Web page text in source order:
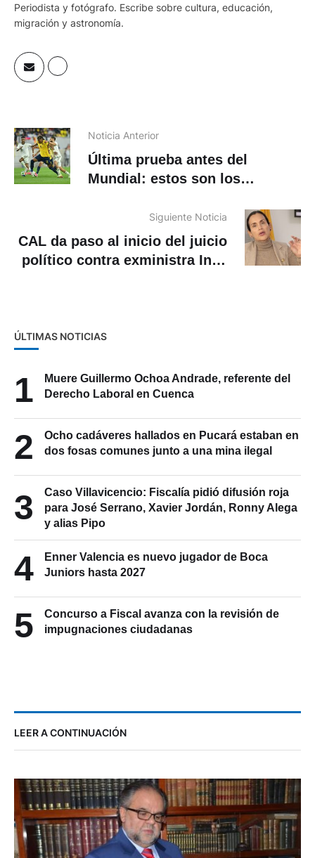
Periodista y fotógrafo. Escribe sobre cultura, educación,
migración y astronomía.
Noticia Anterior
Última prueba antes del
Mundial: estos son los
sudamericanas
Siguiente Noticia
CAL da paso al inicio del juicio
político contra exministra Inés
ÚLTIMAS NOTICIAS
1
Muere Guillermo Ochoa Andrade, referente del
Derecho Laboral en Cuenca
2
Ocho cadáveres hallados en Pucará estaban en
dos fosas comunes junto a una mina ilegal
3
Caso Villavicencio: Fiscalía pidió difusión roja
para José Serrano, Xavier Jordán, Ronny Alega
y alias Pipo
4
Enner Valencia es nuevo jugador de Boca
Juniors hasta 2027
5
Concurso a Fiscal avanza con la revisión de
impugnaciones ciudadanas
LEER A CONTINUACIÓN